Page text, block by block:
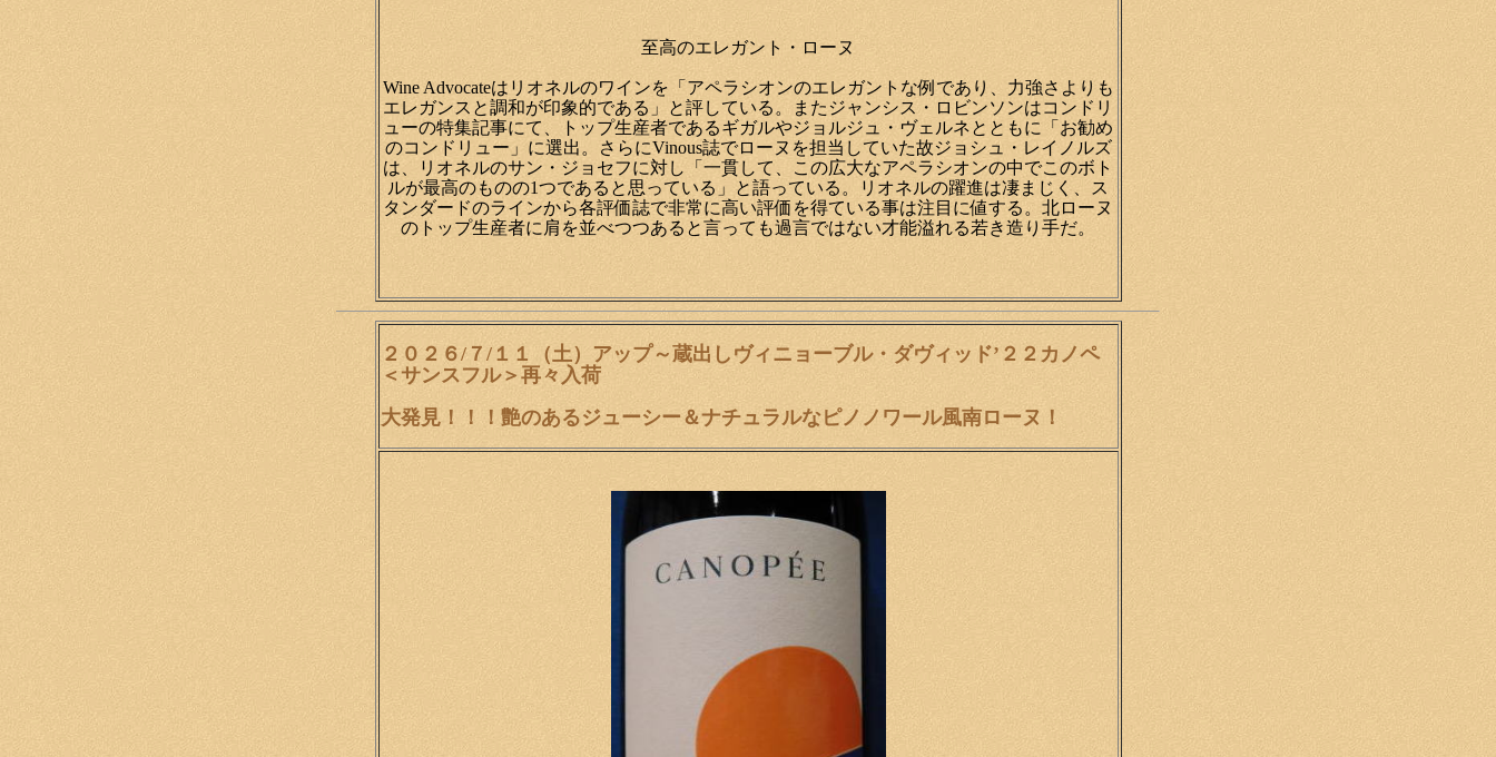
至高のエレガント・ローヌ
Wine Advocateはリオネルのワインを「アペラシオンのエレガントな例であり、力強さよりも
エレガンスと調和が印象的である」と評している。またジャンシス・ロビンソンはコンドリ
ューの特集記事にて、トップ生産者であるギガルやジョルジュ・ヴェルネとともに「お勧め
のコンドリュー」に選出。さらにVinous誌でローヌを担当していた故ジョシュ・レイノルズ
は、リオネルのサン・ジョセフに対し「一貫して、この広大なアペラシオンの中でこのボト
ルが最高のものの1つであると思っている」と語っている。リオネルの躍進は凄まじく、ス
タンダードのラインから各評価誌で非常に高い評価を得ている事は注目に値する。北ローヌ
のトップ生産者に肩を並べつつあると言っても過言ではない才能溢れる若き造り手だ。
２０２６/７/１１（土）アップ～蔵出しヴィニョーブル・ダヴィッド’２２カノペ
＜サンスフル＞再々入荷
大発見！！！艶のあるジューシー＆ナチュラルなピノノワール風南ローヌ！